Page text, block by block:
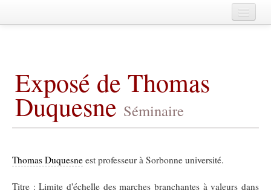
CentraleSupélec
Agenda
Membres
Publications
Exposé de Thomas
Duquesne Séminaire
Thomas Duquesne est professeur à Sorbonne université.
Titre : Limite d'échelle des marches branchantes à valeurs dans